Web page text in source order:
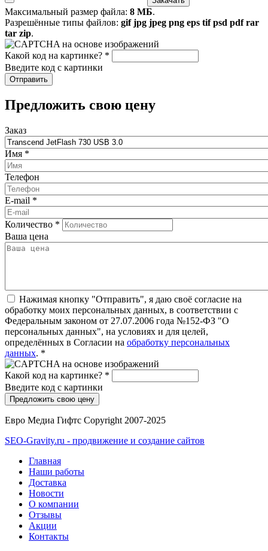
Максимальный размер файла: 8 МБ.
Разрешённые типы файлов: gif jpg jpeg png eps tif psd pdf rar
tar zip.
Какой код на картинке? *
Введите код с картинки
​Предложить свою цену
Заказ
Имя *
Телефон
E-mail *
Количество *
Ваша цена
Нажимая кнопку "Отправить", я даю своё согласие на
обработку моих персональных данных, в соответствии с
Федеральным законом от 27.07.2006 года №152-ФЗ "О
персональных данных", на условиях и для целей,
определённых в Согласии на обработку персональных
данных. *
Какой код на картинке? *
Введите код с картинки
Евро Медиа Гифтс Copyright 2007-2025
SEO-Gravity.ru - продвижение и создание сайтов
Главная
Наши работы
Доставка
Новости
О компании
Отзывы
Акции
Контакты